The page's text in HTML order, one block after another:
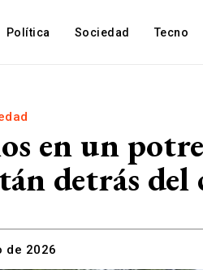
Política Sociedad Tecno
en un
detrás
de 2026